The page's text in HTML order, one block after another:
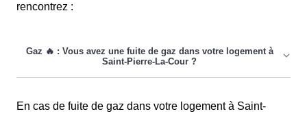
rencontrez :
En cas de fuite de gaz dans votre logement à Saint-